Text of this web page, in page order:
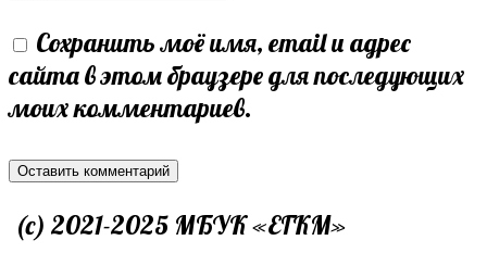
username
to
comment
address
to
comment
website
URL
(optional)
Сохранить моё имя, email и адрес
сайта в этом браузере для последующих
моих комментариев.
(c) 2021-2025 МБУК «ЕГКМ»